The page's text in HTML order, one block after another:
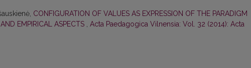
CONFIGURATION OF VALUES AS EXPRESSION OF THE PARADIGM
EMPIRICAL ASPECTS , Acta Paedagogica Vilnensia: Vol. 32 (2014): Acta